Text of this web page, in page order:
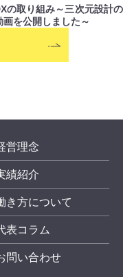
の取り組み～三次元設計の
画を公開しました～
営理念
績紹介
き方について
表コラム
問い合わせ